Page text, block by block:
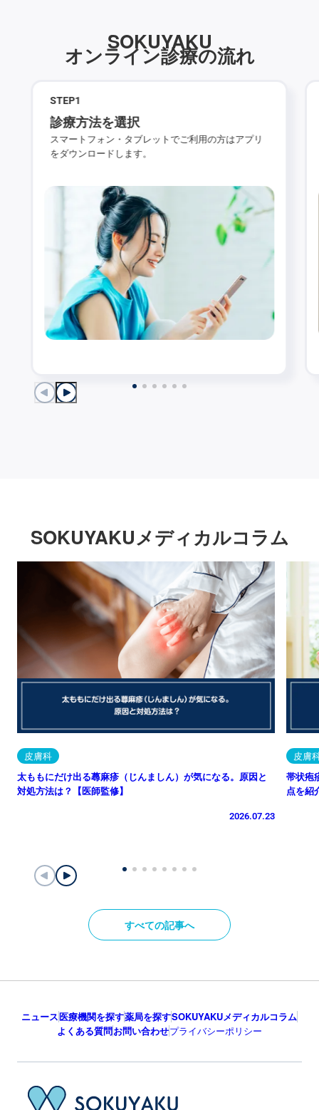
SOKUYAKU
オンライン診療の流れ
STEP1
診療方法を選択
スマートフォン・タブレットでご利用の方はアプリ
をダウンロードします。
SOKUYAKUメディカルコラム
皮膚科
太ももにだけ出る蕁麻疹（じんましん）が気になる。原因と
対処方法は？【医師監修】
2026.07.23
皮膚
帯状疱
点を紹
すべての記事へ
ニュース医療機関を探す薬局を探すSOKUYAKUメディカルコラム
よくある質問お問い合わせプライバシーポリシー